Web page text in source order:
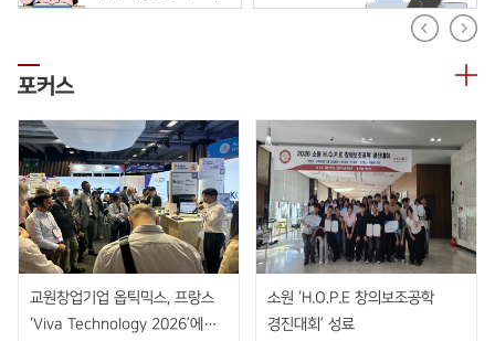
포커스
교원창업기업 옵틱믹스, 프랑스
‘Viva Technology 2026’에서
소원 ‘H.O.P.E 창의보조공학
경진대회’ 성료